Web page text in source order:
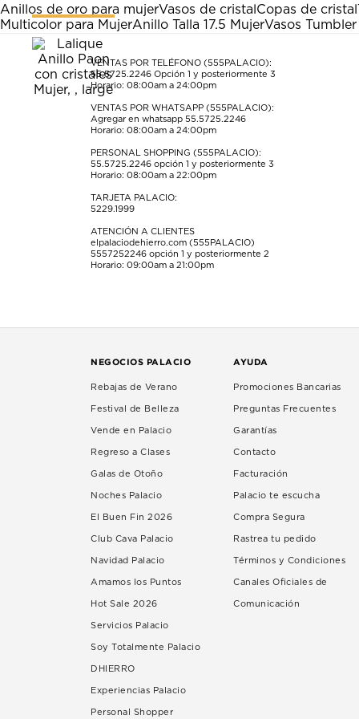
Esta
acción
abrirá
el
formulario
de
envío.
Esta
acción
abrirá
el
formulario
de
envío.
Esta
acción
abrirá
formulario
de
envío.
Esta
acción
abrirá
formulario
de
acción
abrirá
formulario
de
envío.
Anillos de oro para mujerVasos de cristal Copas de cristal
Multicolor para MujerAnillo Talla 17.5 MujerVasos
VENTAS POR TELÉFONO (555PALACIO):
55.5725.2246 Opción 1 y posteriormente 3
Horario: 08:00am a 24:00pm
VENTAS POR WHATSAPP (555PALACIO):
Agregar en whatsapp 55.5725.2246
Horario: 08:00am a 24:00pm
PERSONAL SHOPPING (555PALACIO):
55.5725.2246 opción 1 y posteriormente 3
Horario: 08:00am a 22:00pm
TARJETA PALACIO:
5229.1999
ATENCIÓN A CLIENTES
elpalaciodehierro.com (555PALACIO)
5557252246 opción 1 y posteriormente 2
Horario: 09:00am a 21:00pm
NEGOCIOS PALACIO
Rebajas de Verano
Festival de Belleza
Vende en Palacio
Regreso a Clases
Galas de Otoño
Noches Palacio
El Buen Fin 2026
Club Cava Palacio
Navidad Palacio
Amamos los Puntos
Hot Sale 2026
Servicios Palacio
Soy Totalmente Palacio
DHIERRO
Experiencias Palacio
Personal Shopper
AYUDA
Promociones Bancarias
Preguntas Frecuentes
Garantías
Contacto
Facturación
Palacio te escucha
Compra Segura
Rastrea tu pedido
Términos y Condiciones
Canales Oficiales de
Comunicación